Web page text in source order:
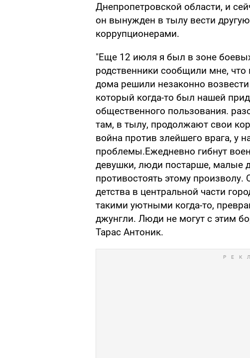
Днепропетровской области, и
он вынужден в тылу вести
коррупционерами.
"Еще 12 июля я был в зоне
родственники сообщили мне, что
дома решили незаконно
который когда-то был нашей
общественного пользования.
там, в тылу, продолжают свои
война против злейшего врага, у
проблемы.Ежедневно гибнут
девушки, люди постарше, малые
противостоять этому произволу.
детства в центральной части
такими уютными когда-то,
джунгли. Люди не могут с этим
Тарас Антоник.